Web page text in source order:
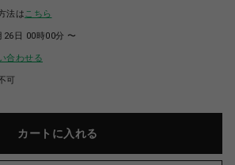
法は こちら
26日 00時00分 〜
合わせる
可
カートに入れる